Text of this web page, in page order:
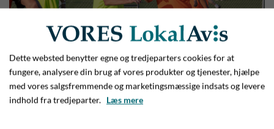
Dette websted benytter egne og tredjeparters cookies for at
fungere, analysere din brug af vores produkter og tjenester, hjælpe
med vores salgsfremmende og marketingsmæssige indsats og levere
indhold fra tredjeparter. Læs mere